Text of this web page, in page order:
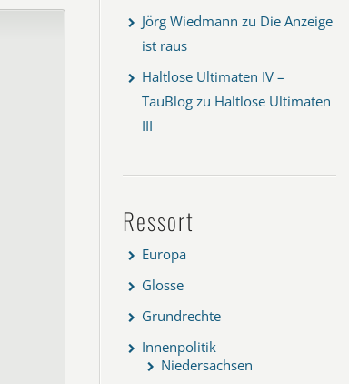
Jörg Wiedmann zu Die Anzeige
ist raus
Haltlose Ultimaten IV –
TauBlog zu Haltlose Ultimaten
III
Ressort
Europa
Glosse
Grundrechte
Innenpolitik
Niedersachsen